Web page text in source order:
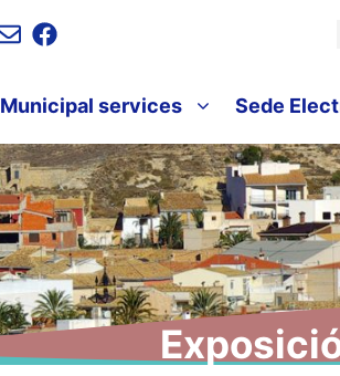
Municipal services Sede